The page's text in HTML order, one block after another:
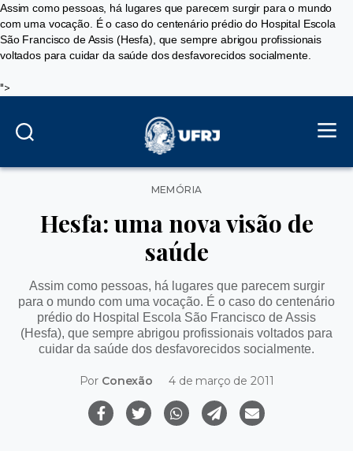
Assim como pessoas, há lugares que parecem surgir para o mundo
com uma vocação. É o caso do centenário prédio do Hospital Escola
São Francisco de Assis (Hesfa), que sempre abrigou profissionais
voltados para cuidar da saúde dos desfavorecidos socialmente.
">
Categorias
MEMÓRIA
Hesfa: uma nova visão de
saúde
Assim como pessoas, há lugares que parecem surgir
para o mundo com uma vocação. É o caso do centenário
prédio do Hospital Escola São Francisco de Assis
(Hesfa), que sempre abrigou profissionais voltados para
cuidar da saúde dos desfavorecidos socialmente.
Por Conexão 4 de março de 2011